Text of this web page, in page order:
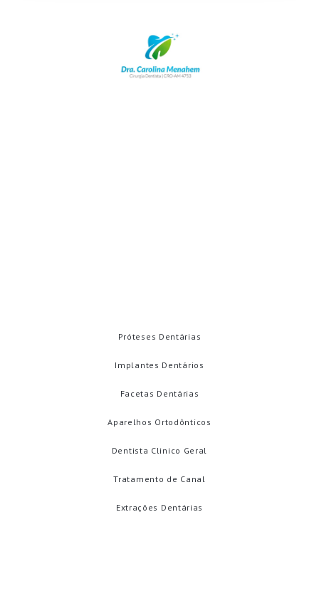
Próteses Dentárias
Implantes Dentários
Facetas Dentárias
Aparelhos Ortodônticos
Dentista Clinico Geral
Tratamento de Canal
Extrações Dentárias